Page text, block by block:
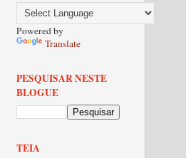
Powered by
Translate
PESQUISAR NESTE
BLOGUE
TEIA